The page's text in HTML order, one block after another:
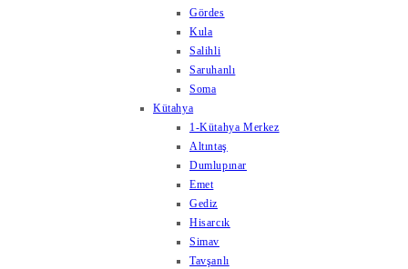
Gördes
Kula
Salihli
Saruhanlı
Soma
Kütahya
1-Kütahya Merkez
Altıntaş
Dumlupınar
Emet
Gediz
Hisarcık
Simav
Tavşanlı